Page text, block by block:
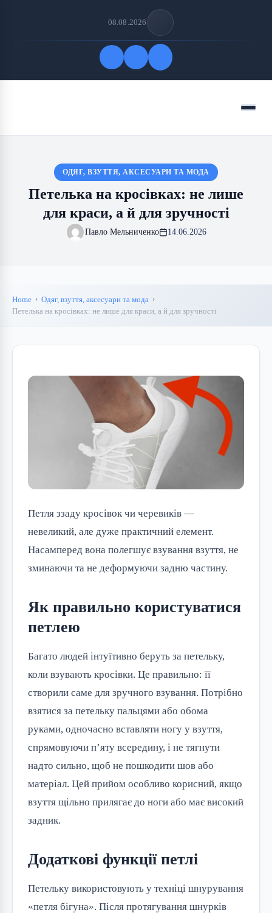
08.08.2026
Menu
ОДЯГ, ВЗУТТЯ, АКСЕСУАРИ ТА МОДА
Петелька на кросівках: не лише
для краси, а й для зручності
Павло Мельниченко 14.06.2026
Home
Одяг, взуття, аксесуари та мода
Петелька на кросівках: не лише для краси, а й для зручності
Петля ззаду кросівок чи черевиків —
невеликий, але дуже практичний елемент.
Насамперед вона полегшує взування взуття, не
зминаючи та не деформуючи задню частину.
Як правильно користуватися
петлею
Багато людей інтуїтивно беруть за петельку,
коли взувають кросівки. Це правильно: її
створили саме для зручного взування. Потрібно
взятися за петельку пальцями або обома
руками, одночасно вставляти ногу у взуття,
спрямовуючи п’яту всередину, і не тягнути
надто сильно, щоб не пошкодити шов або
матеріал. Цей прийом особливо корисний, якщо
взуття щільно прилягає до ноги або має високий
задник.
Додаткові функції петлі
Петельку використовують у техніці шнурування
«петля бігуна». Після протягування шнурків